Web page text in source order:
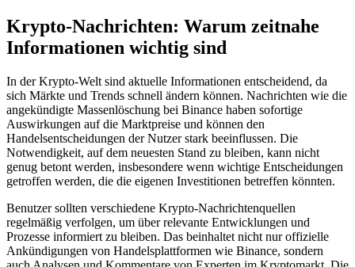
Krypto-Nachrichten: Warum zeitnahe
Informationen wichtig sind
In der Krypto-Welt sind aktuelle Informationen entscheidend, da
sich Märkte und Trends schnell ändern können. Nachrichten wie die
angekündigte Massenlöschung bei Binance haben sofortige
Auswirkungen auf die Marktpreise und können den
Handelsentscheidungen der Nutzer stark beeinflussen. Die
Notwendigkeit, auf dem neuesten Stand zu bleiben, kann nicht
genug betont werden, insbesondere wenn wichtige Entscheidungen
getroffen werden, die die eigenen Investitionen betreffen könnten.
Benutzer sollten verschiedene Krypto-Nachrichtenquellen
regelmäßig verfolgen, um über relevante Entwicklungen und
Prozesse informiert zu bleiben. Das beinhaltet nicht nur offizielle
Ankündigungen von Handelsplattformen wie Binance, sondern